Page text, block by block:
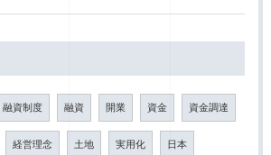
融資制度 融資 開業 資金 資金調達
経営理念 土地 実用化 日本